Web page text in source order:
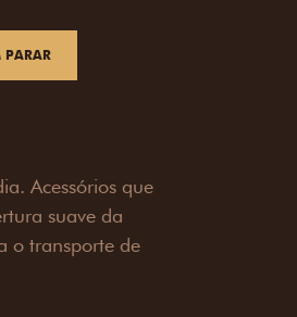
PARAR
off-road combina
de para-
de reboque,
imponente